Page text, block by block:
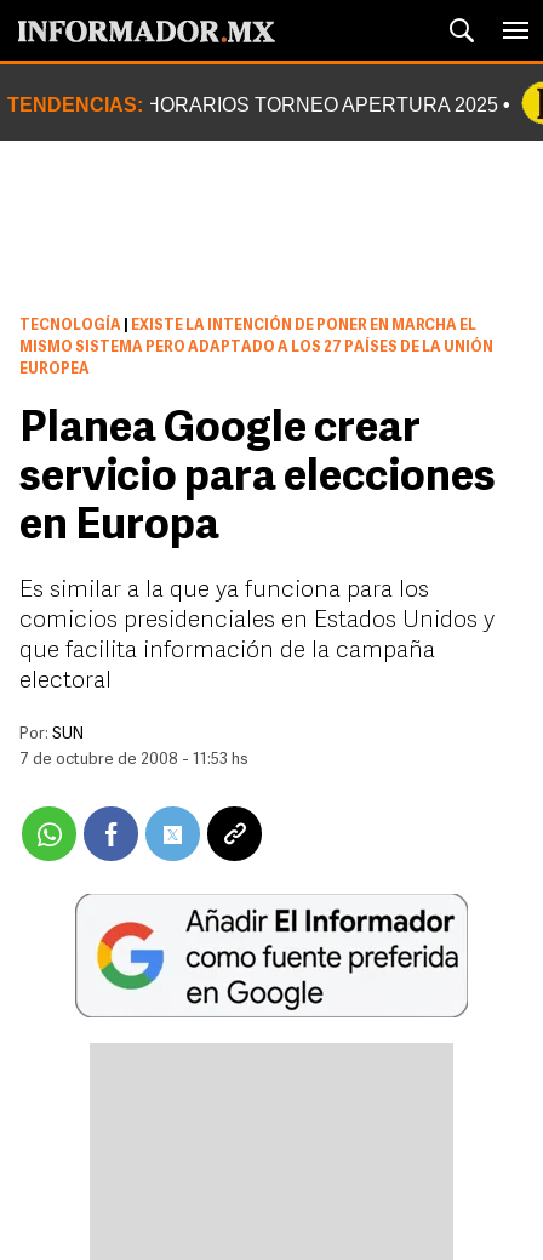
TENDENCIAS: HORARIOS TORNEO APERTURA 2025
TECNOLOGÍA
EXISTE LA INTENCIÓN DE PONER EN MARCHA EL
MISMO SISTEMA PERO ADAPTADO A LOS 27 PAÍSES DE LA UNIÓN
EUROPEA
Planea Google crear
servicio para elecciones
en Europa
Es similar a la que ya funciona para los
comicios presidenciales en Estados Unidos y
que facilita información de la campaña
electoral
Por: SUN
7 de octubre de 2008 - 11:53 hs